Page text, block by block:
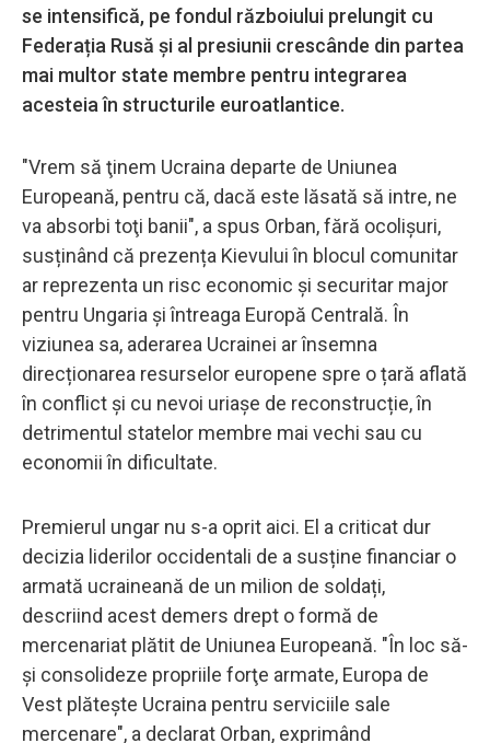
se intensifică, pe fondul războiului prelungit cu
Federația Rusă și al presiunii crescânde din partea
mai multor state membre pentru integrarea
acesteia în structurile euroatlantice.
"Vrem să ţinem Ucraina departe de Uniunea
Europeană, pentru că, dacă este lăsată să intre, ne
va absorbi toţi banii", a spus Orban, fără ocolişuri,
susținând că prezența Kievului în blocul comunitar
ar reprezenta un risc economic și securitar major
pentru Ungaria și întreaga Europă Centrală. În
viziunea sa, aderarea Ucrainei ar însemna
direcționarea resurselor europene spre o țară aflată
în conflict și cu nevoi uriașe de reconstrucție, în
detrimentul statelor membre mai vechi sau cu
economii în dificultate.
Premierul ungar nu s-a oprit aici. El a criticat dur
decizia liderilor occidentali de a susține financiar o
armată ucraineană de un milion de soldați,
descriind acest demers drept o formă de
mercenariat plătit de Uniunea Europeană. "În loc să-
şi consolideze propriile forţe armate, Europa de
Vest plăteşte Ucraina pentru serviciile sale
mercenare", a declarat Orban, exprimând